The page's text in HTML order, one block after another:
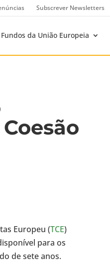
Subscrever Newsletters
Fundos da União Europeia
Europeu (TCE)
para os
de sete anos.